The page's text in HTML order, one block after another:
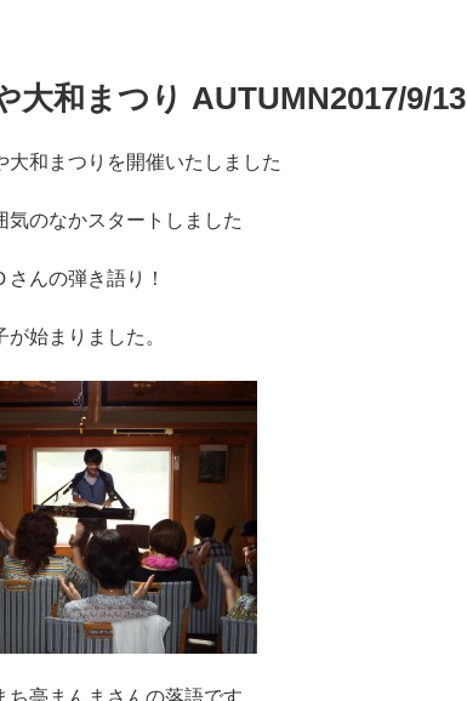
大和まつり AUTUMN2017/9/13
大和まつりを開催いたしました
気のなかスタートしました
さんの弾き語り！
が始まりました。
ち亭まんまさんの落語です